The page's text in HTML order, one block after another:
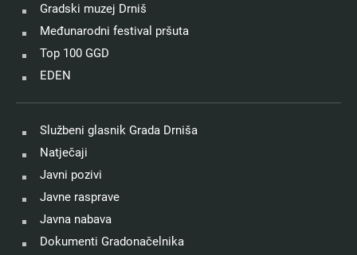
Gradski muzej Drniš
Međunarodni festival pršuta
Top 100 GGD
EDEN
Službeni glasnik Grada Drniša
Natječaji
Javni pozivi
Javne rasprave
Javna nabava
Dokumenti Gradonačelnika